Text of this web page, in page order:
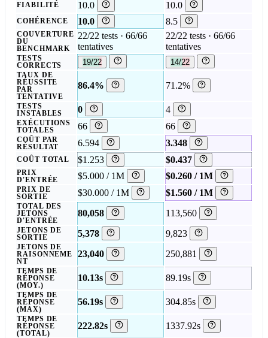
FIABILITÉ 10.0 10.0
COHÉRENCE 10.0 8.5
COUVERTURE
DU
BENCHMARK
22/22 tests · 66/66
tentatives
22/22 tests · 66/66
tentatives
TESTS
CORRECTS
19/22 14/22
TAUX DE
RÉUSSITE
PAR
TENTATIVE
86.4% 71.2%
TESTS
INSTABLES
0 4
EXÉCUTIONS
TOTALES
66 66
COÛT PAR
RÉSULTAT
6.594 3.348
COÛT TOTAL $1.253 $0.437
PRIX
D'ENTRÉE
$5.000 / 1M $0.260 / 1M
PRIX DE
SORTIE
$30.000 / 1M $1.560 / 1M
TOTAL DES
JETONS
D'ENTRÉE
80,058 113,560
JETONS DE
SORTIE
5,378 9,823
JETONS DE
RAISONNEME
NT
23,040 250,881
TEMPS DE
RÉPONSE
(MOY.)
10.13s 89.19s
TEMPS DE
RÉPONSE
(MAX)
56.19s 304.85s
TEMPS DE
RÉPONSE
(TOTAL)
222.82s 1337.92s